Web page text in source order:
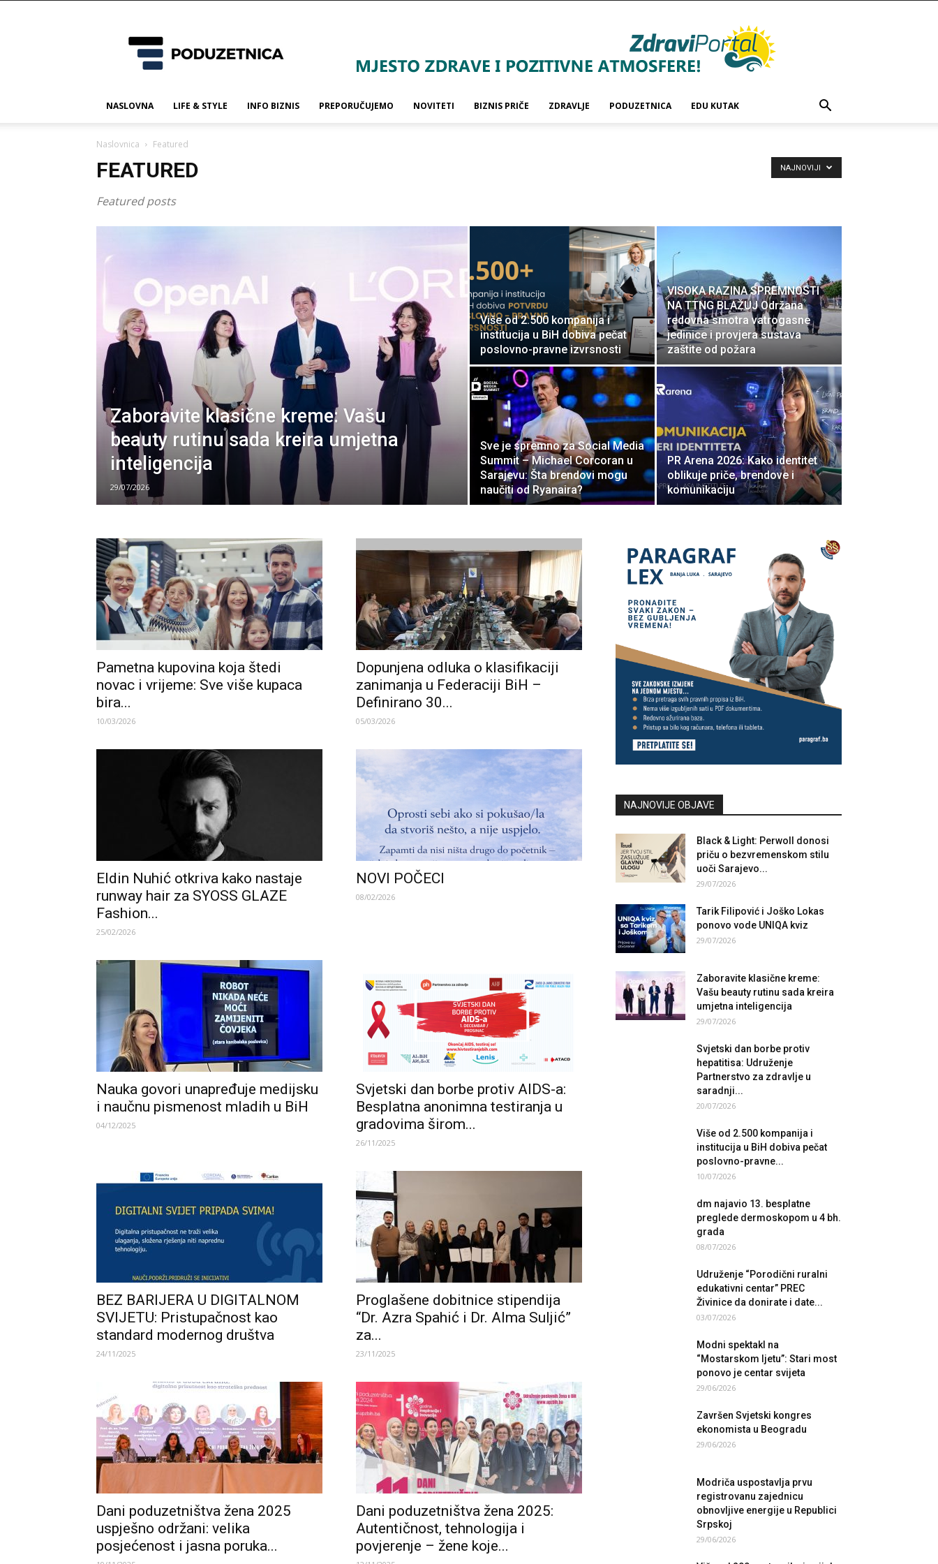
NASLOVNA LIFE & STYLE INFO BIZNIS PREPORUČUJEMO NOVITETI BIZNIS PRIČE ZDRAVLJE PODUZETNICA EDU KUTAK
Naslovnica Featured
FEATURED
Featured posts
NAJNOVIJI
Zaboravite klasične kreme: Vašu
beauty rutinu sada kreira umjetna
inteligencija
29/07/2026
Više od 2.500 kompanija i
institucija u BiH dobiva pečat
poslovno-pravne izvrsnosti
VISOKA RAZINA SPREMNOSTI
NA TTNG BLAŽUJ Održana
redovna smotra vatrogasne
jedinice i provjera sustava
zaštite od požara
Sve je spremno za Social Media
Summit – Michael Corcoran u
Sarajevu: Šta brendovi mogu
naučiti od Ryanaira?
PR Arena 2026: Kako identitet
oblikuje priče, brendove i
komunikaciju
Pametna kupovina koja štedi
novac i vrijeme: Sve više kupaca
bira...
10/03/2026
Dopunjena odluka o klasifikaciji
zanimanja u Federaciji BiH –
Definirano 30...
05/03/2026
Eldin Nuhić otkriva kako nastaje
runway hair za SYOSS GLAZE
Fashion...
25/02/2026
NOVI POČECI
08/02/2026
Nauka govori unapređuje medijsku
i naučnu pismenost mladih u BiH
04/12/2025
Svjetski dan borbe protiv AIDS-a:
Besplatna anonimna testiranja u
gradovima širom...
26/11/2025
BEZ BARIJERA U DIGITALNOM
SVIJETU: Pristupačnost kao
standard modernog društva
24/11/2025
Proglašene dobitnice stipendija
“Dr. Azra Spahić i Dr. Alma Suljić”
za...
23/11/2025
Dani poduzetništva žena 2025
uspješno održani: velika
posjećenost i jasna poruka...
Dani poduzetništva žena 2025:
Autentičnost, tehnologija i
povjerenje – žene koje...
NAJNOVIJE OBJAVE
Black & Light: Perwoll donosi
priču o bezvremenskom stilu
uoči Sarajevo...
29/07/2026
Tarik Filipović i Joško Lokas
ponovo vode UNIQA kviz
29/07/2026
Zaboravite klasične kreme:
Vašu beauty rutinu sada kreira
umjetna inteligencija
29/07/2026
Svjetski dan borbe protiv
hepatitisa: Udruženje
Partnerstvo za zdravlje u
saradnji...
20/07/2026
Više od 2.500 kompanija i
institucija u BiH dobiva pečat
poslovno-pravne...
10/07/2026
dm najavio 13. besplatne
preglede dermoskopom u 4 bh.
grada
08/07/2026
Udruženje “Porodični ruralni
edukativni centar” PREC
Živinice da donirate i date...
03/07/2026
Modni spektakl na
“Mostarskom ljetu”: Stari most
ponovo je centar svijeta
29/06/2026
Završen Svjetski kongres
ekonomista u Beogradu
29/06/2026
Modriča uspostavlja prvu
registrovanu zajednicu
obnovljive energije u Republici
Srpskoj
29/06/2026